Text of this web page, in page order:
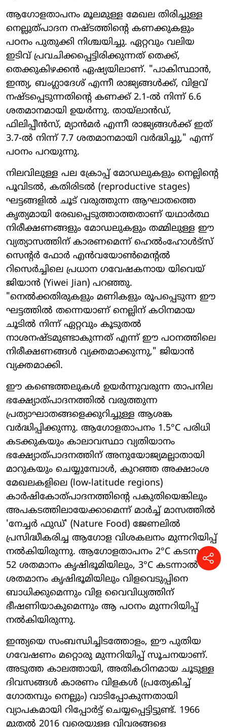
ആഗോളതാപനം മൂലമുള്ള മേഖല തിരിച്ചുള്ള
നെല്ലുത്പാദന നഷ്ടത്തിന്റെ കണക്കുകളും
പഠനം പുതുക്കി നിശ്ചയിച്ചു. ഏറ്റവും വലിയ
ഇടിവ് പ്രവചിക്കപ്പെട്ടിരിക്കുന്നത് തെക്ക്,
തെക്കുകിഴക്കൻ ഏഷ്യയിലാണ്. "പാകിസ്ഥാൻ,
ഇന്ത്യ, ബംഗ്ലാദേശ് എന്നീ രാജ്യങ്ങൾക്ക്, വിളവ്
നഷ്ടപ്പെടുന്നതിന്റെ കണക്ക് 2.1-ൽ നിന്ന് 6.6
ശതമാനമായി ഉയർന്നു. തായ്ലാൻഡ്,
ഫിലിപ്പീൻസ്, മ്യാൻമർ എന്നീ രാജ്യങ്ങൾക്ക് ഇത്
3.7-ൽ നിന്ന് 7.7 ശതമാനമായി വർദ്ധിച്ചു," എന്ന്
പഠനം പറയുന്നു.
നിലവിലുള്ള പല ക്രോപ്പ് മോഡലുകളും നെല്ലിന്റെ
പൂവിടൽ, കതിരിടൽ (reproductive stages)
ഘട്ടങ്ങളിൽ ചൂട് വരുത്തുന്ന ആഘാതത്തെ
കൃത്യമായി രേഖപ്പെടുത്താത്തതാണ് യഥാർത്ഥ
നിരീക്ഷണങ്ങളും മോഡലുകളും തമ്മിലുള്ള ഈ
വ്യത്യാസത്തിന് കാരണമെന്ന് ഹെൽംഹോൾട്സ്
സെന്റർ ഫോർ എൻവയോൺമെന്റൽ
റിസെർച്ചിലെ പ്രധാന ഗവേഷകനായ യിവെയ്
ജിയാൻ (Yiwei Jian) പറഞ്ഞു.
"നെൽക്കതിരുകളും മണികളും രൂപപ്പെടുന്ന ഈ
ഘട്ടത്തിൽ തന്നെയാണ് നെല്ലിന് കഠിനമായ
ചൂടിൽ നിന്ന് ഏറ്റവും കൂടുതൽ
നാശനഷ്ടമുണ്ടാകുന്നത് എന്ന് ഈ പഠനത്തിലെ
നിരീക്ഷണങ്ങൾ വ്യക്തമാക്കുന്നു," ജിയാൻ
വ്യക്തമാക്കി.
ഈ കണ്ടെത്തലുകൾ ഉയർന്നുവരുന്ന താപനില
ഭക്ഷ്യോത്പാദനത്തിൽ വരുത്തുന്ന
പ്രത്യാഘാതങ്ങളെക്കുറിച്ചുള്ള ആശങ്ക
വർദ്ധിപ്പിക്കുന്നു. ആഗോളതാപനം 1.5°C പരിധി
കടക്കുകയും കാലാവസ്ഥാ വ്യതിയാനം
ഭക്ഷ്യോത്പാദനത്തിന് അനുയോജ്യമല്ലാതായി
മാറുകയും ചെയ്യുമ്പോൾ, കുറഞ്ഞ അക്ഷാംശ
മേഖലകളിലെ (low-latitude regions)
കാർഷികോത്പാദനത്തിന്റെ പകുതിയെങ്കിലും
അപകടത്തിലായേക്കാമെന്ന് മാർച്ച് മാസത്തിൽ
'നേച്ചർ ഫുഡ്' (Nature Food) ജേണലിൽ
പ്രസിദ്ധീകരിച്ച ആഗോള വിശകലനം മുന്നറിയിപ്പ്
നൽകിയിരുന്നു. ആഗോളതാപനം 2°C കടന്നാൽ
52 ശതമാനം കൃഷിഭൂമിയിലും, 3°C കടന്നാൽ 56
ശതമാനം കൃഷിഭൂമിയിലും വിളവെടുപ്പിനെ
ബാധിക്കുമെന്നും വിള വൈവിധ്യത്തിന്
ഭീഷണിയാകുമെന്നും ആ പഠനം മുന്നറിയിപ്പ്
നൽകിയിരുന്നു.
ഇന്ത്യയെ സംബന്ധിച്ചിടത്തോളം, ഈ പുതിയ
ഗവേഷണം മറ്റൊരു മുന്നറിയിപ്പ് സൂചനയാണ്.
അടുത്ത കാലത്തായി, അതികഠിനമായ ചൂടുള്ള
ദിവസങ്ങൾ കാരണം വിളകൾ (പ്രത്യേകിച്ച്
ഗോതമ്പും നെല്ലും) വാടിപ്പോകുന്നതായി
വ്യാപകമായി റിപ്പോർട്ട് ചെയ്യപ്പെട്ടിട്ടുണ്ട്. 1966
മുതൽ 2016 വരെയുള്ള വിവരങ്ങളെ